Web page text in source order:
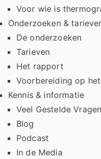
Voor wie is
Onderzoeken &
De onderzoeken
Tarieven
Het rapport
Voorbereiding op
Kennis & informatie
Veel Gestelde Vragen
Blog
Podcast
In de Media